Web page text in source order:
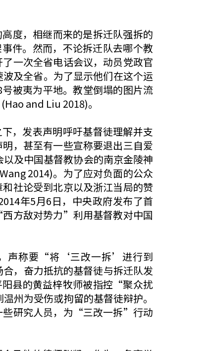
度，相继而来的是拆迁队强拆的
件。然而，不论拆迁队去哪个教
一次全省电话会议，动员党政官
及全省。为了显示他们在这个运
被夷为平地。教堂倒塌的图片流
and Liu 2018)。
，发表声明呼吁基督徒理解并支
，甚至有一些宣称要退出三自爱
及中国基督教协会的南京金陵神
2014)。为了应对负面的公众
社论受到北京以及浙江当局的赞
年5月6日，中央政府发布了首
方敌对势力”利用基督教对中国
声称要“将‘三改一拆’进行到
，奋力抵抗的基督徒与拆迁队发
县的黄益梓牧师被指控“聚众扰
州为受伤或拘留的基督徒辩护。
些研究人员，为“三改一拆”行动